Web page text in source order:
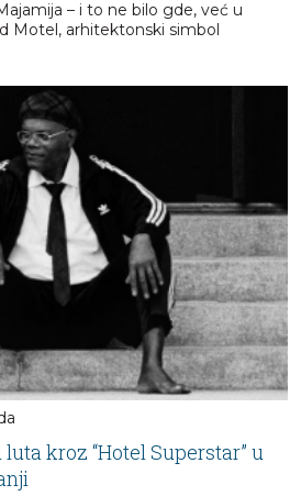
– i to ne bilo gde, već u
Motel, arhitektonski simbol
kroz “Hotel Superstar” u